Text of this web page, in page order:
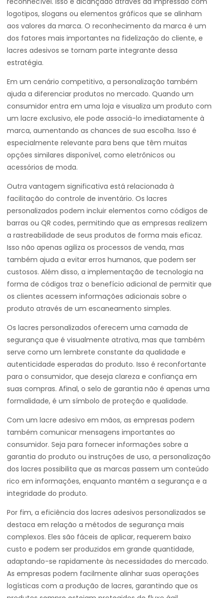
logotipos, slogans ou elementos gráficos que se alinham
aos valores da marca. O reconhecimento da marca é um
dos fatores mais importantes na fidelização do cliente, e
lacres adesivos se tornam parte integrante dessa
estratégia.
Em um cenário competitivo, a personalização também
ajuda a diferenciar produtos no mercado. Quando um
consumidor entra em uma loja e visualiza um produto com
um lacre exclusivo, ele pode associá-lo imediatamente à
marca, aumentando as chances de sua escolha. Isso é
especialmente relevante para bens que têm muitas
opções similares disponível, como eletrônicos ou
acessórios de moda.
Outra vantagem significativa está relacionada à
facilitação do controle de inventário. Os lacres
personalizados podem incluir elementos como códigos de
barras ou QR codes, permitindo que as empresas realizem
a rastreabilidade de seus produtos de forma mais eficaz.
Isso não apenas agiliza os processos de venda, mas
também ajuda a evitar erros humanos, que podem ser
custosos. Além disso, a implementação de tecnologia na
forma de códigos traz o benefício adicional de permitir que
os clientes acessem informações adicionais sobre o
produto através de um escaneamento simples.
Os lacres personalizados oferecem uma camada de
segurança que é visualmente atrativa, mas que também
serve como um lembrete constante da qualidade e
autenticidade esperadas do produto. Isso é reconfortante
para o consumidor, que deseja clareza e confiança em
suas compras. Afinal, o selo de garantia não é apenas uma
formalidade, é um símbolo de proteção e qualidade.
Com um lacre adesivo em mãos, as empresas podem
também comunicar mensagens importantes ao
consumidor. Seja para fornecer informações sobre a
garantia do produto ou instruções de uso, a personalização
dos lacres possibilita que as marcas passem um conteúdo
rico em informações, enquanto mantém a segurança e a
integridade do produto.
Por fim, a eficiência dos lacres adesivos personalizados se
destaca em relação a métodos de segurança mais
complexos. Eles são fáceis de aplicar, requerem baixo
custo e podem ser produzidos em grande quantidade,
adaptando-se rapidamente às necessidades do mercado.
As empresas podem facilmente alinhar suas operações
logísticas com a produção de lacres, garantindo que os